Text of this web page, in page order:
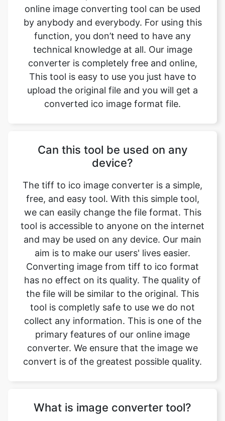
technical knowledge at all. Our image
converter is completely free and online,
This tool is easy to use you just have to
upload the original file and you will get a
converted ico image format file.
Can this tool be used on any
free, and easy tool. With this simple tool,
we can easily change the file format. This
tool is accessible to anyone on the internet
and may be used on any device. Our main
aim is to make our users' lives easier.
Converting image from tiff to ico format
has no effect on its quality. The quality of
the file will be similar to the original. This
tool is completly safe to use we do not
collect any information. This is one of the
primary features of our online image
converter. We ensure that the image we
convert is of the greatest possible quality.
What is image converter tool?
another format. Converting image files are